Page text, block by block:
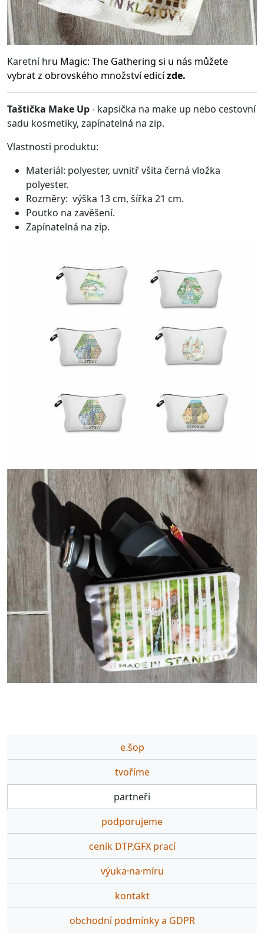
Karetní hru Magic: The Gathering si u nás můžete
vybrat z obrovského množství edicízde.
Taštička Make Up- kapsička na make up nebo cestovní
sadu kosmetiky, zapínatelná na zip.
Vlastnosti produktu:
Materiál: polyester, uvnitř všita černá vložka
polyester.
Rozměry: výška 13 cm, šířka 21 cm.
Poutko na zavěšení.
Zapínatelná na zip.
e.šop
tvoříme
partneři
podporujeme
ceník DTP,GFX prací
výuka·na·míru
kontakt
obchodní podmínky a GDPR